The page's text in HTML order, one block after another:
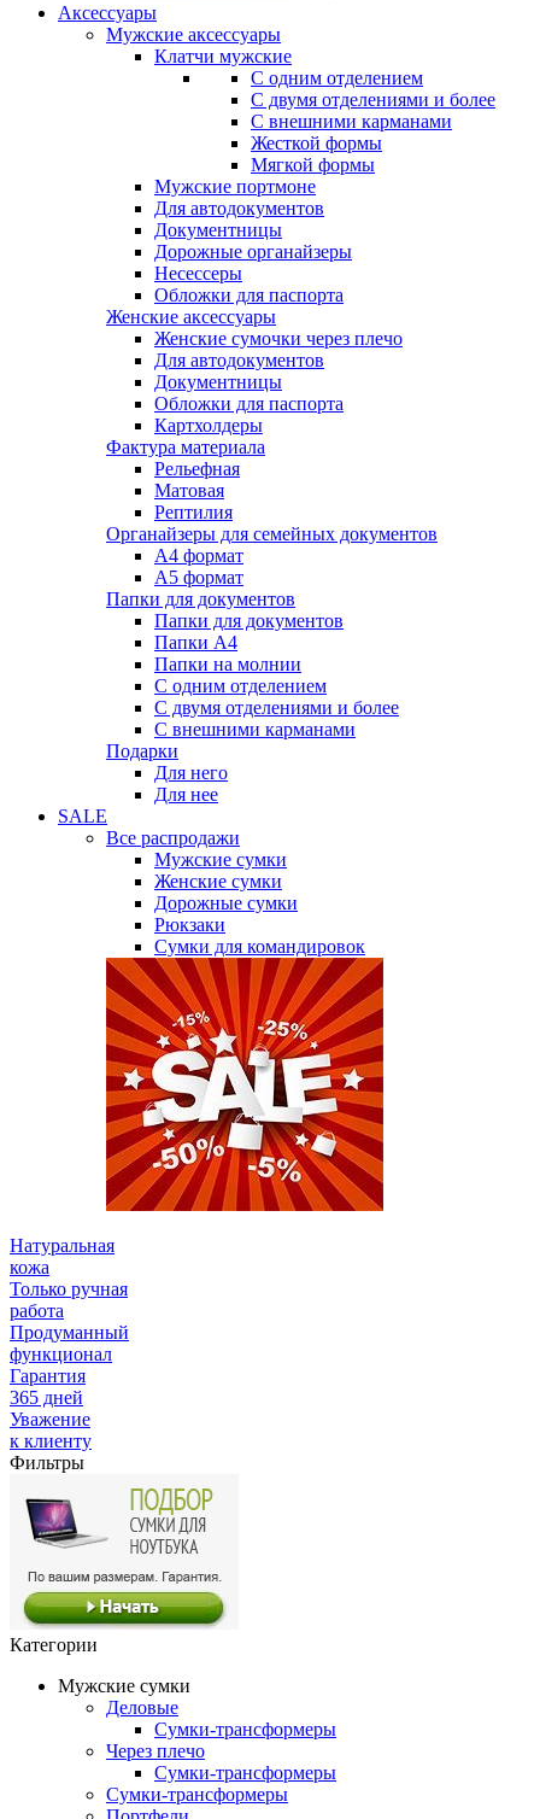
Аксессуары
Мужские аксессуары
Клатчи мужские
С одним отделением
С двумя отделениями и более
С внешними карманами
Жесткой формы
Мягкой формы
Мужские портмоне
Для автодокументов
Документницы
Дорожные органайзеры
Несессеры
Обложки для паспорта
Женские аксессуары
Женские сумочки через плечо
Для автодокументов
Документницы
Обложки для паспорта
Картхолдеры
Фактура материала
Рельефная
Матовая
Рептилия
Органайзеры для семейных документов
А4 формат
А5 формат
Папки для документов
Папки для документов
Папки А4
Папки на молнии
С одним отделением
С двумя отделениями и более
С внешними карманами
Подарки
Для него
Для нее
SALE
Все распродажи
Мужские сумки
Женские сумки
Дорожные сумки
Рюкзаки
Сумки для командировок
Натуральная
кожа
Только ручная
работа
Продуманный
функционал
Гарантия
365 дней
Уважение
к клиенту
Фильтры
Категории
Мужские сумки
Деловые
Сумки-трансформеры
Через плечо
Сумки-трансформеры
Сумки-трансформеры